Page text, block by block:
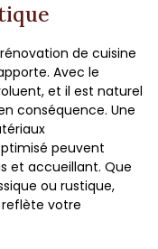
de cuisine
Avec le
et il est naturel
conséquence. Une
peuvent
et accueillant. Que
ou rustique,
votre